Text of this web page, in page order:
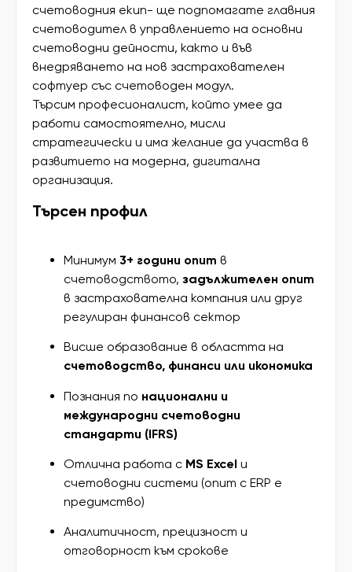
счетоводния екип- ще подпомагате главния
счетоводител в управлението на основни
счетоводни дейности, както и във
внедряването на нов застрахователен
софтуер със счетоводен модул.
Търсим професионалист, който умее да
работи самостоятелно, мисли
стратегически и има желание да участва в
развитието на модерна, дигитална
организация.
Търсен профил
Минимум 3+ години опит в
счетоводството, задължителен опит
в застрахователна компания или друг
регулиран финансов сектор
Висше образование в областта на
счетоводство, финанси или икономика
Познания по национални и
международни счетоводни
стандарти (IFRS)
Отлична работа с MS Excel и
счетоводни системи (опит с ERP е
предимство)
Аналитичност, прецизност и
отговорност към срокове